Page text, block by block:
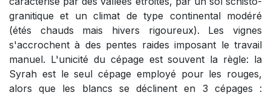
granitique et un climat de type continental modéré
(étés chauds mais hivers rigoureux). Les vignes
s'accrochent à des pentes raides imposant le travail
manuel. L'unicité du cépage est souvent la règle: la
Syrah est le seul cépage employé pour les rouges,
alors que les blancs se déclinent en 3 cépages :